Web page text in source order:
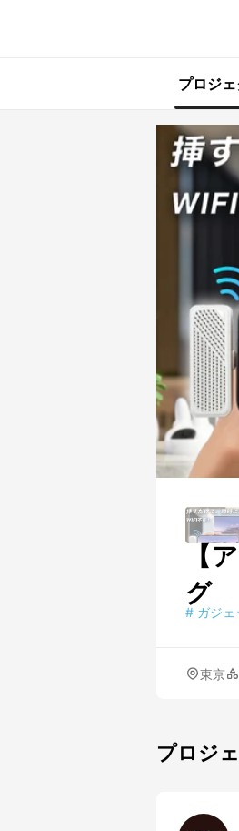
プロジェ
【
グ
# ガジェ
東京
プロジ